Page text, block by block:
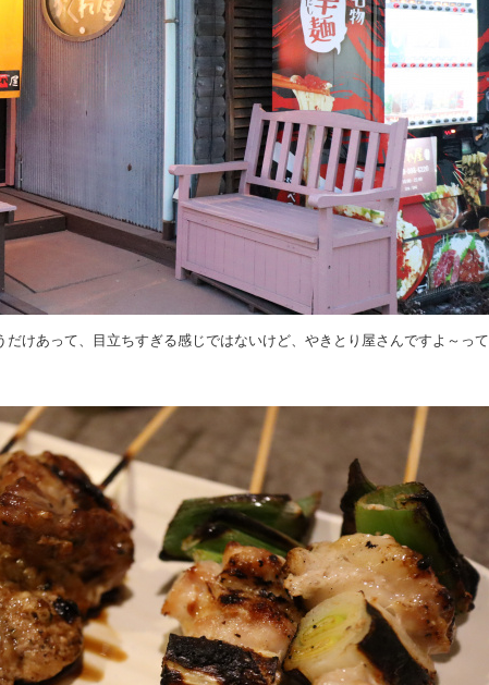
けあって、目立ちすぎる感じではないけど、やきとり屋さんですよ～って